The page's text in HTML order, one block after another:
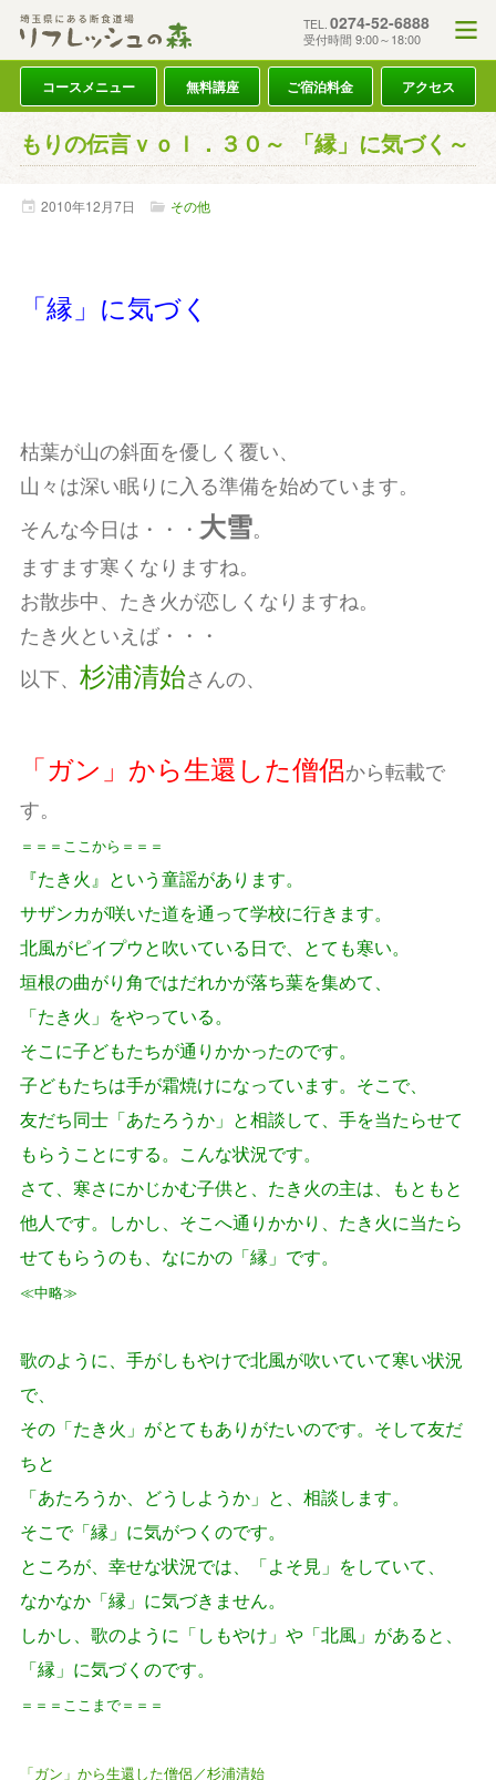
TEL. 0274-52-6888
受付時間 9:00～18:00
コースメニュー 無料講座 ご宿泊料金 アクセス
もりの伝言ｖｏｌ．３０～ 「縁」に気づく～
2010年12月7日 その他
「縁」に気づく
枯葉が山の斜面を優しく覆い、
山々は深い眠りに入る準備を始めています。
そんな今日は・・・ 大雪。
ますます寒くなりますね。
お散歩中、たき火が恋しくなりますね。
たき火といえば・・・
以下、 杉浦清始さんの、
「ガン」から生還した僧侶から転載で
す。
＝＝＝ここから＝＝＝
『たき火』という童謡があります。
サザンカが咲いた道を通って学校に行きます。
北風がピイプウと吹いている日で、とても寒い。
垣根の曲がり角ではだれかが落ち葉を集めて、
「たき火」をやっている。
そこに子どもたちが通りかかったのです。
子どもたちは手が霜焼けになっています。そこで、
友だち同士「あたろうか」と相談して、手を当たらせて
もらうことにする。こんな状況です。
さて、寒さにかじかむ子供と、たき火の主は、もともと
他人です。しかし、そこへ通りかかり、たき火に当たら
せてもらうのも、なにかの「縁」です。
≪中略≫
歌のように、手がしもやけで北風が吹いていて寒い状況
で、
その「たき火」がとてもありがたいのです。そして友だ
ちと
「あたろうか、どうしようか」と、相談します。
そこで「縁」に気がつくのです。
ところが、幸せな状況では、「よそ見」をしていて、
なかなか「縁」に気づきません。
しかし、歌のように「しもやけ」や「北風」があると、
「縁」に気づくのです。
＝＝＝ここまで＝＝＝
「ガン」から生還した僧侶／杉浦清始